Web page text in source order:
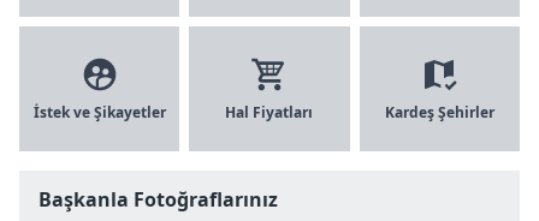
İstek ve Şikayetler Hal Fiyatları Kardeş Şehirler
Başkanla Fotoğraflarınız